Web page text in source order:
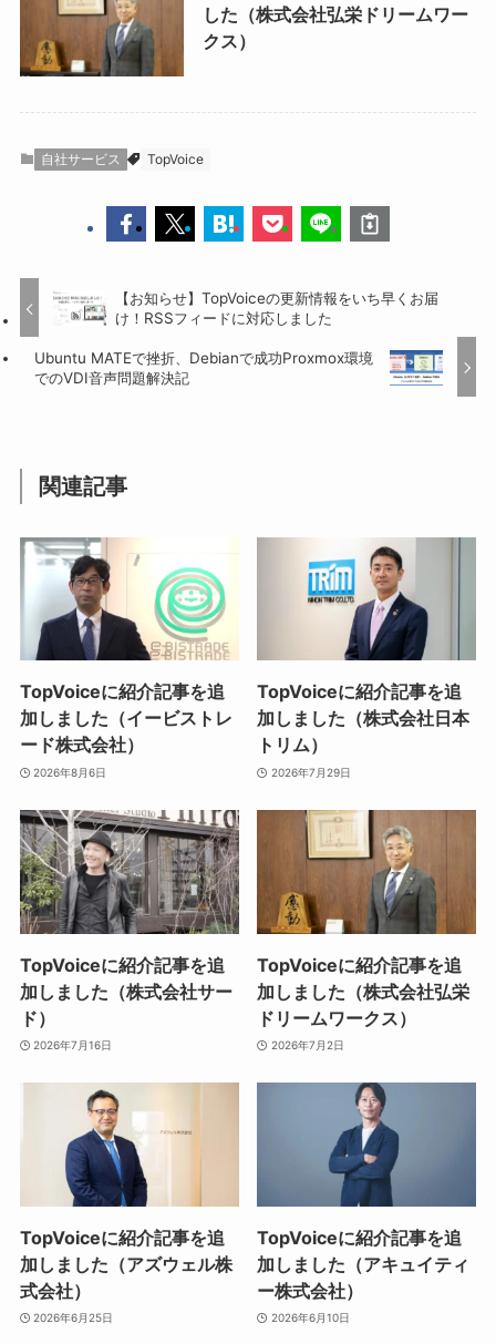
した（株式会社弘栄ドリームワー
クス）
自社サービス TopVoice
【お知らせ】TopVoiceの更新情報をいち早くお届
け！RSSフィードに対応しました
Ubuntu MATEで挫折、Debianで成功Proxmox環境
でのVDI音声問題解決記
関連記事
TopVoiceに紹介記事を追
加しました（イービストレ
ード株式会社）
2026年8月6日
TopVoiceに紹介記事を追
加しました（株式会社日本
トリム）
2026年7月29日
TopVoiceに紹介記事を追
加しました（株式会社サー
ド）
2026年7月16日
TopVoiceに紹介記事を追
加しました（株式会社弘栄
ドリームワークス）
2026年7月2日
TopVoiceに紹介記事を追
加しました（アズウェル株
式会社）
2026年6月25日
TopVoiceに紹介記事を追
加しました（アキュイティ
ー株式会社）
2026年6月10日